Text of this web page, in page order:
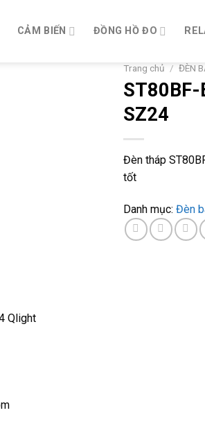
CẢM BIẾN ĐỒNG HỒ ĐO
Trang chủ / ĐÈN
SZ24
Đèn tháp
tốt
Danh mục: Đèn
Qlight